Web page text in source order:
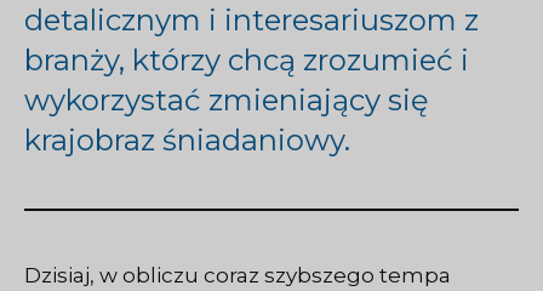
detalicznym i interesariuszom z
branży, którzy chcą zrozumieć i
wykorzystać zmieniający się
krajobraz śniadaniowy.
Dzisiaj, w obliczu coraz szybszego tempa